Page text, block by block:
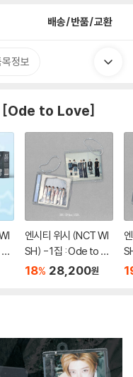
배송/반품/교환
정보
[Ode to Love]
엔시티 위시 (NCT WI
SH) - 1집 : Ode to Lo
ve [Big SMini Ver.]
18% 28,200원